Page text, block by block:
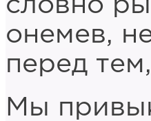
словно
онемев,
перед
Мы